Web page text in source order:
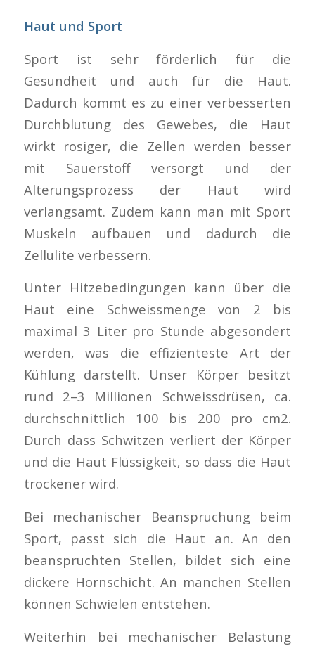
Haut und Sport
Sport ist sehr förderlich für die
Gesundheit und auch für die Haut.
Dadurch kommt es zu einer verbesserten
Durchblutung des Gewebes, die Haut
wirkt rosiger, die Zellen werden besser
mit Sauerstoff versorgt und der
Alterungsprozess der Haut wird
verlangsamt. Zudem kann man mit Sport
Muskeln aufbauen und dadurch die
Zellulite verbessern.
Unter Hitzebedingungen kann über die
Haut eine Schweissmenge von 2 bis
maximal 3 Liter pro Stunde abgesondert
werden, was die effizienteste Art der
Kühlung darstellt. Unser Körper besitzt
rund 2–3 Millionen Schweissdrüsen, ca.
durchschnittlich 100 bis 200 pro cm2.
Durch dass Schwitzen verliert der Körper
und die Haut Flüssigkeit, so dass die Haut
trockener wird.
Bei mechanischer Beanspruchung beim
Sport, passt sich die Haut an. An den
beanspruchten Stellen, bildet sich eine
dickere Hornschicht. An manchen Stellen
können Schwielen entstehen.
Weiterhin bei mechanischer Belastung